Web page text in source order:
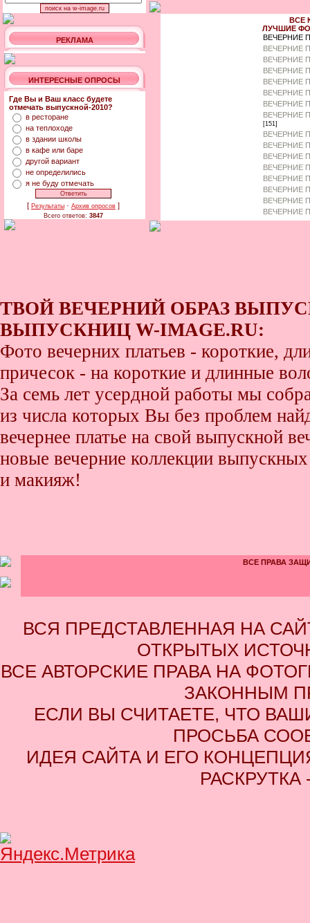
РЕКЛАМА
ИНТЕРЕСНЫЕ ОПРОСЫ
Где Вы и Ваш класс будете
отмечать выпускной-2010?
в ресторане
на теплоходе
в здании школы
в кафе или баре
другой вариант
не определились
я не буду отмечать
[ Результаты · Архив опросов ]
Всего ответов: 3847
ВСЕ
ЛУЧШИЕ
ВЕЧЕРНИЕ
ВЕЧЕРНИЕ
ВЕЧЕРНИЕ
ВЕЧЕРНИЕ
ВЕЧЕРНИЕ
ВЕЧЕРНИЕ
ВЕЧЕРНИЕ
ВЕЧЕРНИЕ
[151]
ВЕЧЕРНИЕ
ВЕЧЕРНИЕ
ВЕЧЕРНИЕ
ВЕЧЕРНИЕ
ВЕЧЕРНИЕ
ВЕЧЕРНИЕ
ВЕЧЕРНИЕ
ВЕЧЕРНИЕ
ТВОЙ ВЕЧЕРНИЙ ОБРАЗ
ВЫПУСКНИЦ W-IMAGE.RU:
Фото вечерних платьев - короткие,
причесок - на короткие и длинные
За семь лет усердной работы мы
из числа которых Вы без проблем
вечернее платье на свой выпускной
новые вечерние коллекции
и макияж!
ВСЕ ПРАВА
ВСЯ ПРЕДСТАВЛЕННАЯ НА
ОТКРЫТЫХ
ВСЕ АВТОРСКИЕ ПРАВА НА
ЗАКОННЫМ
ЕСЛИ ВЫ СЧИТАЕТЕ, ЧТО
ПРОСЬБА
ИДЕЯ САЙТА И ЕГО
РАСКРУТКА